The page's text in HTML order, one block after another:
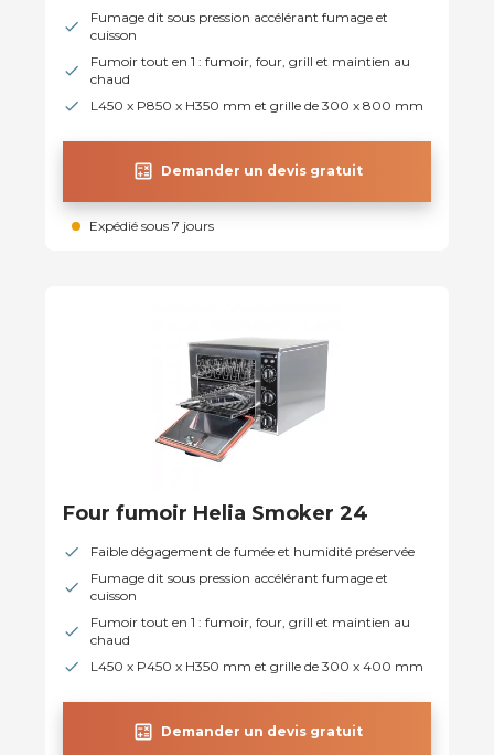
Fumage dit sous pression accélérant fumage et
cuisson
Fumoir tout en 1 : fumoir, four, grill et maintien au
chaud
L450 x P850 x H350 mm et grille de 300 x 800 mm
calculate Demander un devis gratuit
Expédié sous 7 jours
Four fumoir Helia Smoker 24
Faible dégagement de fumée et humidité préservée
Fumage dit sous pression accélérant fumage et
cuisson
Fumoir tout en 1 : fumoir, four, grill et maintien au
chaud
L450 x P450 x H350 mm et grille de 300 x 400 mm
calculate Demander un devis gratuit